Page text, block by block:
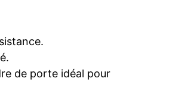
de porte idéal pour